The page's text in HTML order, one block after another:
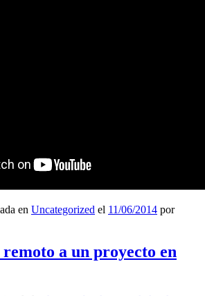
en Uncategorized el 11/06/2014 por
a un proyecto en